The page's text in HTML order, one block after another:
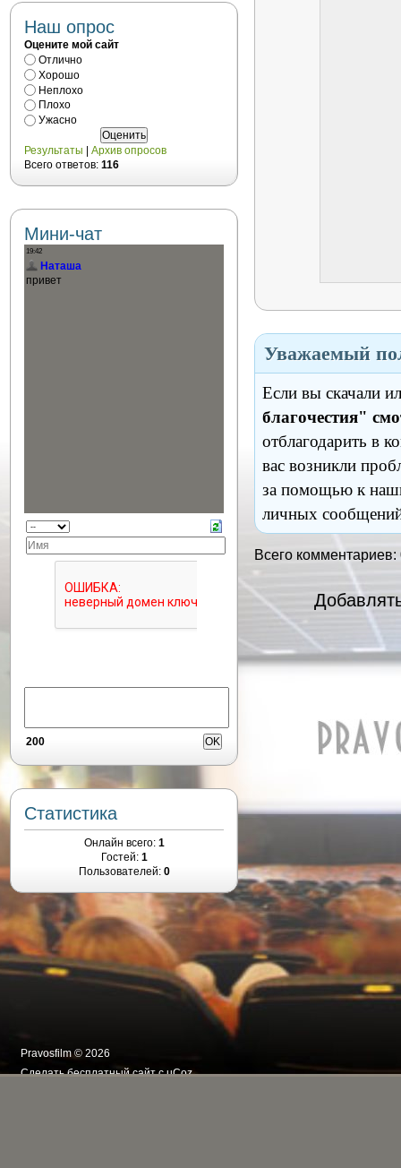
Уважаемый
Если вы скачали
благочестия"
отблагодарить в
вас возникли
за помощью к
личных
Всего комментариев:
Наш опрос
Оцените мой сайт
Отлично
Хорошо
Неплохо
Плохо
Ужасно
Результаты
Архив опросов
Всего ответов: 116
Мини-чат
200
Статистика
Онлайн всего: 1
Гостей: 1
Пользователей: 0
Pravosfilm © 2026
Сделатьбесплатный сайтсuCoz